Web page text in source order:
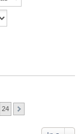
24